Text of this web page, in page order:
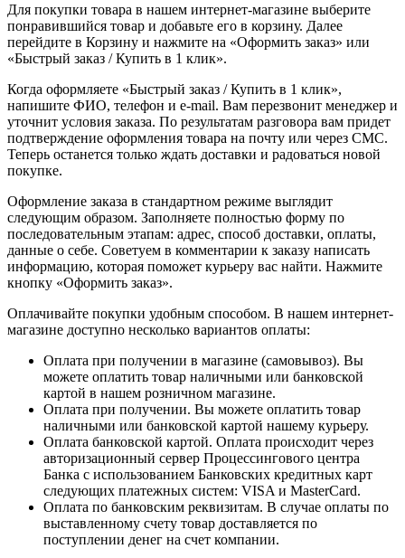
Для покупки товара в нашем интернет-магазине выберите
понравившийся товар и добавьте его в корзину. Далее
перейдите в Корзину и нажмите на «Оформить заказ» или
«Быстрый заказ / Купить в 1 клик».
Когда оформляете «Быстрый заказ / Купить в 1 клик»,
напишите ФИО, телефон и e-mail. Вам перезвонит менеджер и
уточнит условия заказа. По результатам разговора вам придет
подтверждение оформления товара на почту или через СМС.
Теперь останется только ждать доставки и радоваться новой
покупке.
Оформление заказа в стандартном режиме выглядит
следующим образом. Заполняете полностью форму по
последовательным этапам: адрес, способ доставки, оплаты,
данные о себе. Советуем в комментарии к заказу написать
информацию, которая поможет курьеру вас найти. Нажмите
кнопку «Оформить заказ».
Оплачивайте покупки удобным способом. В нашем интернет-
магазине доступно несколько вариантов оплаты:
Оплата при получении в магазине (самовывоз). Вы
можете оплатить товар наличными или банковской
картой в нашем розничном магазине.
Оплата при получении. Вы можете оплатить товар
наличными или банковской картой нашему курьеру.
Оплата банковской картой. Оплата происходит через
авторизационный сервер Процессингового центра
Банка с использованием Банковских кредитных карт
следующих платежных систем: VISA и MasterCard.
Оплата по банковским реквизитам. В случае оплаты по
выставленному счету товар доставляется по
поступлении денег на счет компании.